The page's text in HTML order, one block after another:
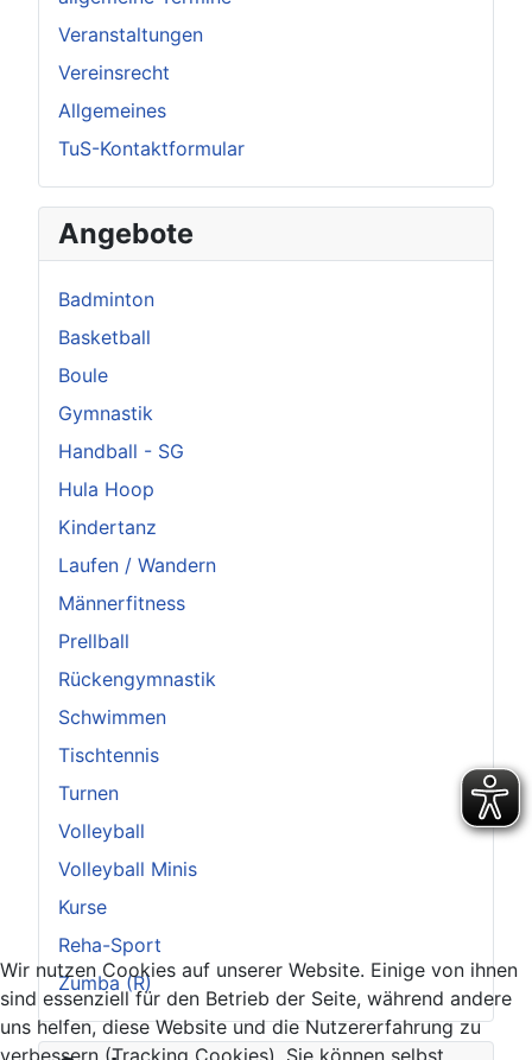
Veranstaltungen
Vereinsrecht
Allgemeines
TuS-Kontaktformular
Angebote
Badminton
Basketball
Boule
Gymnastik
Handball - SG
Hula Hoop
Kindertanz
Laufen / Wandern
Männerfitness
Prellball
Rückengymnastik
Schwimmen
Tischtennis
Turnen
Volleyball
Volleyball Minis
Kurse
Reha-Sport
Zumba (R)
Wir nutzen Cookies auf unserer Website. Einige von ihnen
sind essenziell für den Betrieb der Seite, während andere
uns helfen, diese Website und die Nutzererfahrung zu
verbessern (Tracking Cookies). Sie können selbst